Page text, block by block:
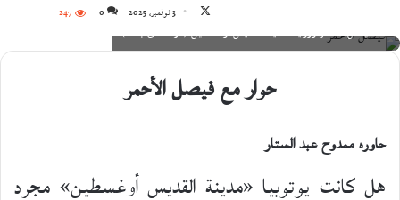
على
X
3 نوفمبر، 2025 0
247
فيصل الأحمر وروايته مدينة القديس أوغسطين (دار المدى بغداد)
حوار مع فيصل الأحمر
حاوره ممدوح عبد الستار
هل كانت يوتوبيا «مدينة القديس أوغسطين» مجرد